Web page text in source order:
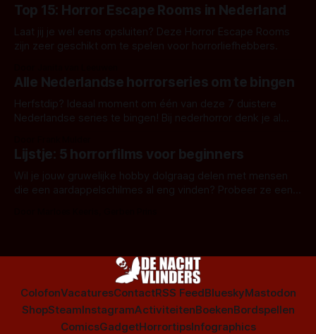
Top 15: Horror Escape Rooms in Nederland
Laat jij je wel eens opsluiten? Deze Horror Escape Rooms
zijn zeer geschikt om te spelen voor horrorliefhebbers.
Alle Nederlandse horrorseries om te bingen
Herfstdip? Ideaal moment om één van deze 7 duistere
Nederlandse series te bingen! Bij nederhorror denk je al
Amsterdamned of The Johnsons. Maar Nederlandse horror
is niet beperkt tot films. Hier een aantal Nederlandse tv-
series uit het duistere of horrorgenre. Als
Lijstje: 5 horrorfilms voor beginners
Wil je jouw gruwelijke hobby dolgraag delen met mensen
die een aardappelschilmes al eng vinden? Probeer ze eens
ColofonVacaturesContactRSS FeedBlueskyMastodon
ShopSteamInstagramActiviteitenBoekenBordspellen
ComicsGadgetHorrortipsInfographics